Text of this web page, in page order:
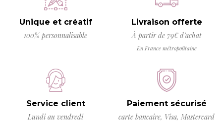
Unique et créatif
100% personnalisable
Livraison offerte
À partir de 79€ d’achat
En France métropolitaine
Service client
Lundi au vendredi
Paiement sécurisé
carte bancaire, Visa, Mastercard